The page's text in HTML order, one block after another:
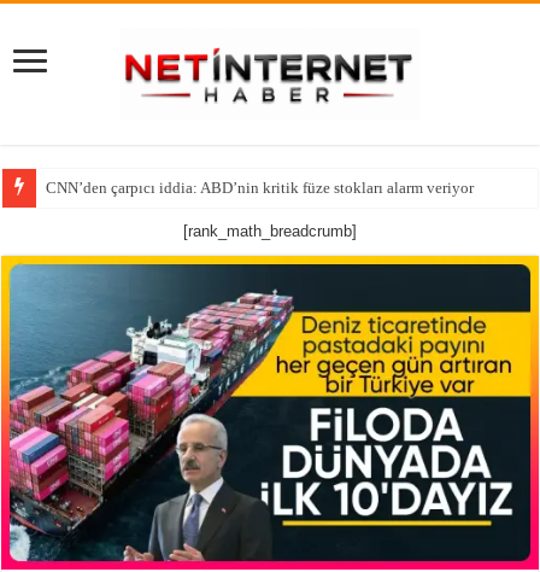
CNN’den çarpıcı iddia: ABD’nin kritik füze stokları alarm veriyor
Tutsak Edilen Bir Ruhun Yeniden Diriliş Hikayesi!
[rank_math_breadcrumb]